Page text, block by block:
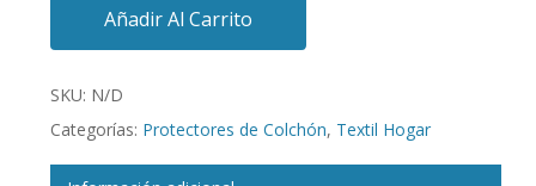
Añadir Al Carrito
SKU: N/D
Categorías: Protectores de Colchón, Textil Hogar